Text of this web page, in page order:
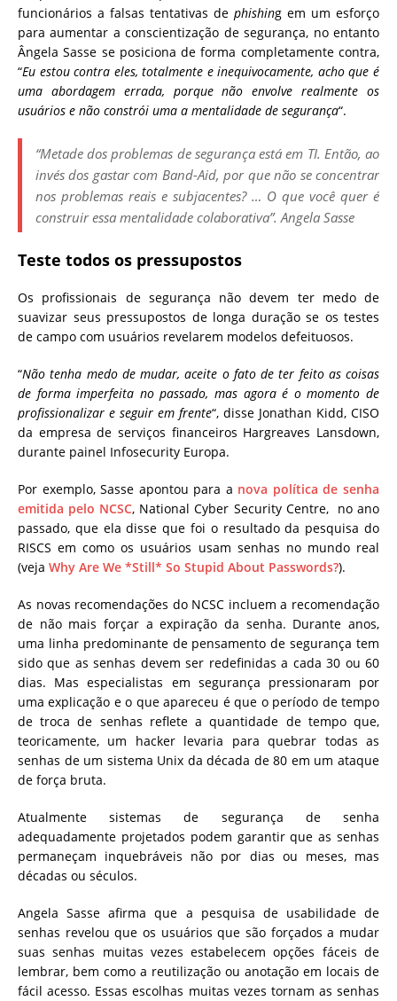
funcionários a falsas tentativas de phishing em um esforço
para aumentar a conscientização de segurança, no entanto
Ângela Sasse se posiciona de forma completamente contra,
“Eu estou contra eles, totalmente e inequivocamente, acho que é
uma abordagem errada, porque não envolve realmente os
usuários e não constrói uma a mentalidade de segurança“.
“Metade dos problemas de segurança está em TI. Então, ao
invés dos gastar com Band-Aid, por que não se concentrar
nos problemas reais e subjacentes? … O que você quer é
construir essa mentalidade colaborativa”. Angela Sasse
Teste todos os pressupostos
Os profissionais de segurança não devem ter medo de
suavizar seus pressupostos de longa duração se os testes
de campo com usuários revelarem modelos defeituosos.
“Não tenha medo de mudar, aceite o fato de ter feito as coisas
de forma imperfeita no passado, mas agora é o momento de
profissionalizar e seguir em frente“, disse Jonathan Kidd, CISO
da empresa de serviços financeiros Hargreaves Lansdown,
durante painel Infosecurity Europa.
Por exemplo, Sasse apontou para a nova política de senha
emitida pelo NCSC, National Cyber Security Centre, no ano
passado, que ela disse que foi o resultado da pesquisa do
RISCS em como os usuários usam senhas no mundo real
(veja Why Are We *Still* So Stupid About Passwords?).
As novas recomendações do NCSC incluem a recomendação
de não mais forçar a expiração da senha. Durante anos,
uma linha predominante de pensamento de segurança tem
sido que as senhas devem ser redefinidas a cada 30 ou 60
dias. Mas especialistas em segurança pressionaram por
uma explicação e o que apareceu é que o período de tempo
de troca de senhas reflete a quantidade de tempo que,
teoricamente, um hacker levaria para quebrar todas as
senhas de um sistema Unix da década de 80 em um ataque
de força bruta.
Atualmente sistemas de segurança de senha
adequadamente projetados podem garantir que as senhas
permaneçam inquebráveis ​​não por dias ou meses, mas
décadas ou séculos.
Angela Sasse afirma que a pesquisa de usabilidade de
senhas revelou que os usuários que são forçados a mudar
suas senhas muitas vezes estabelecem opções fáceis de
lembrar, bem como a reutilização ou anotação em locais de
fácil acesso. Essas escolhas muitas vezes tornam as senhas